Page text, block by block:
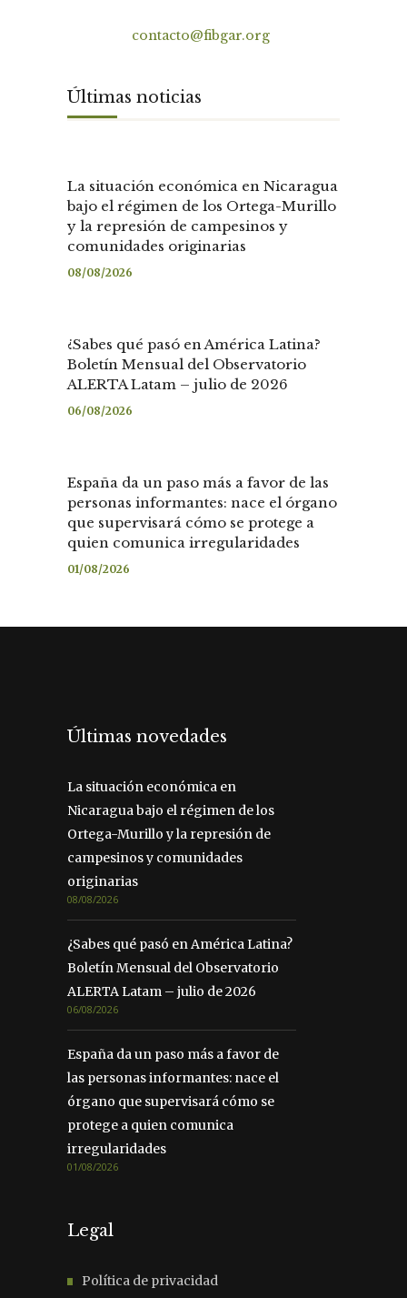
contacto@fibgar.org
Últimas noticias
La situación económica en Nicaragua
bajo el régimen de los Ortega-Murillo
y la represión de campesinos y
comunidades originarias
08/08/2026
¿Sabes qué pasó en América Latina?
Boletín Mensual del Observatorio
ALERTA Latam – julio de 2026
06/08/2026
España da un paso más a favor de las
personas informantes: nace el órgano
que supervisará cómo se protege a
quien comunica irregularidades
01/08/2026
Últimas novedades
La situación económica en
Nicaragua bajo el régimen de los
Ortega-Murillo y la represión de
campesinos y comunidades
originarias
08/08/2026
¿Sabes qué pasó en América Latina?
Boletín Mensual del Observatorio
ALERTA Latam – julio de 2026
06/08/2026
España da un paso más a favor de
las personas informantes: nace el
órgano que supervisará cómo se
protege a quien comunica
irregularidades
01/08/2026
Legal
Política de privacidad